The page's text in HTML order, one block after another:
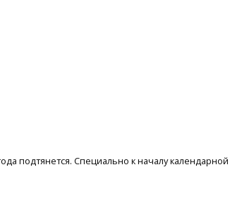
подтянется. Специально к началу